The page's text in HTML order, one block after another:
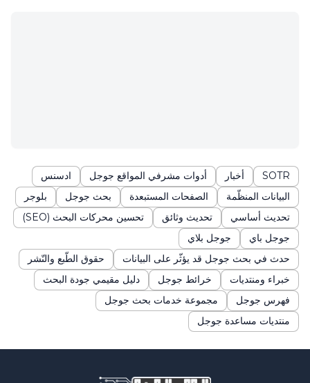
SOTR أخبار أدوات مشرفي المواقع جوجل
ادسنس
البيانات المنظّمة
الصفحات المستبعدة بحث جوجل
بلوجر
تحديث أساسي
تحديث وثائق
تحسين محركات البحث (SEO)
جوجل باي
جوجل بلاي
حدث في بحث جوجل قد يؤثّر على البيانات
حقوق الطّبع والنّشر
خبراء ومنتديات
خرائط جوجل
دليل مقيمي جودة البحث
فهرس جوجل
مجموعة خدمات بحث جوجل
منتديات مساعدة جوجل